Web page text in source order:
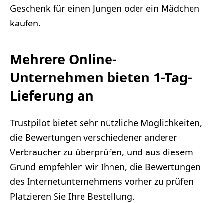
Geschenk für einen Jungen oder ein Mädchen
kaufen.
Mehrere Online-
Unternehmen bieten 1-Tag-
Lieferung an
Trustpilot bietet sehr nützliche Möglichkeiten,
die Bewertungen verschiedener anderer
Verbraucher zu überprüfen, und aus diesem
Grund empfehlen wir Ihnen, die Bewertungen
des Internetunternehmens vorher zu prüfen
Platzieren Sie Ihre Bestellung.